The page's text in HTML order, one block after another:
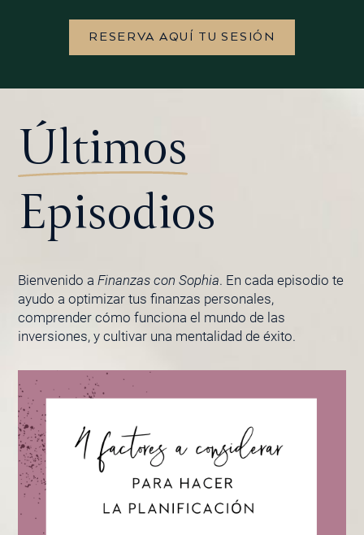
RESERVA AQUÍ TU SESIÓN
Últimos
Episodios
Bienvenido a Finanzas con Sophia. En cada episodio te
ayudo a optimizar tus finanzas personales,
comprender cómo funciona el mundo de las
inversiones, y cultivar una mentalidad de éxito.